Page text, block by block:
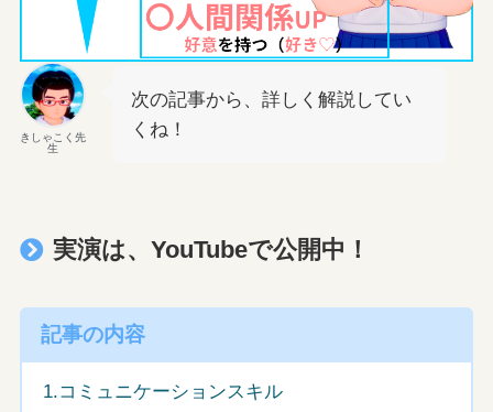
きしゃこく先
生
次の記事から、詳しく解説してい
くね！
実演は、YouTubeで公開中！
記事の内容
1.コミュニケーションスキル